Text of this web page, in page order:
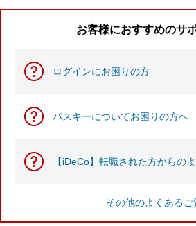
お客様におすすめのサ
ログインにお困りの方
パスキーについてお困りの方へ
【iDeCo】転職された方からの
その他のよくあるご